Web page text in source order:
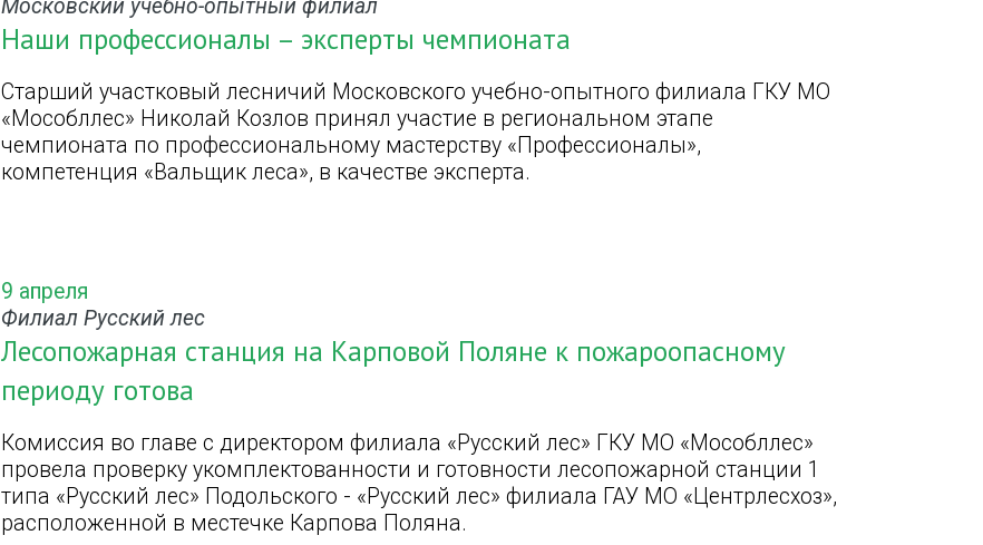
Московский учебно-опытный филиал
Наши профессионалы – эксперты чемпионата
Старший участковый лесничий Московского учебно-опытного филиала ГКУ МО
«Мособллес» Николай Козлов принял участие в региональном этапе
чемпионата по профессиональному мастерству «Профессионалы»,
компетенция «Вальщик леса», в качестве эксперта.
9 апреля
Филиал Русский лес
Лесопожарная станция на Карповой Поляне к пожароопасному
периоду готова
Комиссия во главе с директором филиала «Русский лес» ГКУ МО «Мособллес»
провела проверку укомплектованности и готовности лесопожарной станции 1
типа «Русский лес» Подольского - «Русский лес» филиала ГАУ МО «Центрлесхоз»,
расположенной в местечке Карпова Поляна.